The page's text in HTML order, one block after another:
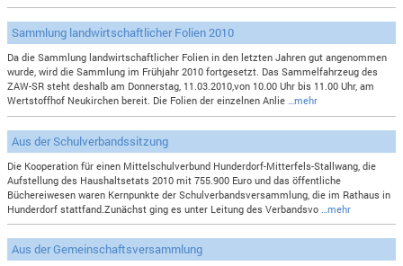
Sammlung landwirtschaftlicher Folien 2010
Da die Sammlung landwirtschaftlicher Folien in den letzten Jahren gut angenommen
wurde, wird die Sammlung im Frühjahr 2010 fortgesetzt. Das Sammelfahrzeug des
ZAW-SR steht deshalb am Donnerstag, 11.03.2010,von 10.00 Uhr bis 11.00 Uhr, am
Wertstoffhof Neukirchen bereit. Die Folien der einzelnen Anlie…mehr
Aus der Schulverbandssitzung
Die Kooperation für einen Mittelschulverbund Hunderdorf-Mitterfels-Stallwang, die
Aufstellung des Haushaltsetats 2010 mit 755.900 Euro und das öffentliche
Büchereiwesen waren Kernpunkte der Schulverbandsversammlung, die im Rathaus in
Hunderdorf stattfand.Zunächst ging es unter Leitung des Verbandsvo…mehr
Aus der Gemeinschaftsversammlung